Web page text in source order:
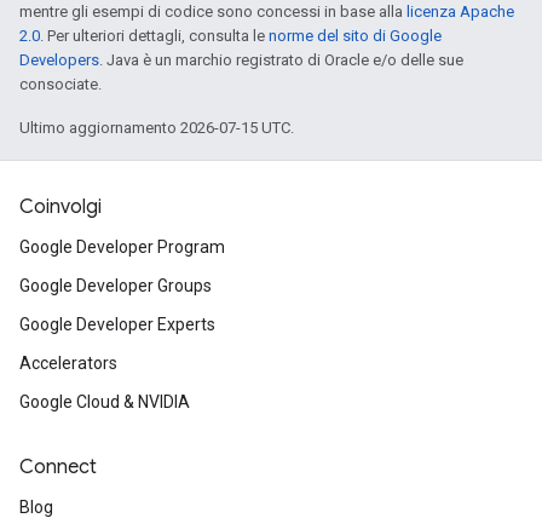
mentre gli esempi di codice sono concessi in base alla licenza Apache
2.0 . Per ulteriori dettagli, consulta le norme del sito di Google
Developers . Java è un marchio registrato di Oracle e/o delle sue
consociate.
Ultimo aggiornamento 2026-07-15 UTC.
Coinvolgi
Google Developer Program
Google Developer Groups
Google Developer Experts
Accelerators
Google Cloud & NVIDIA
Connect
Blog